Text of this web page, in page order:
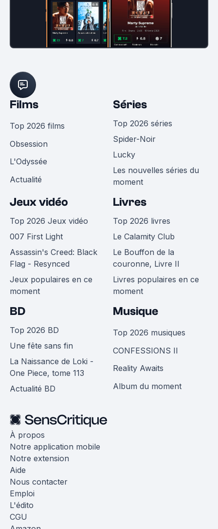
Films
Top 2026 films
Obsession
L'Odyssée
Actualité
Séries
Top 2026 séries
Spider-Noir
Lucky
Les nouvelles séries du
moment
Jeux vidéo
Top 2026 Jeux vidéo
007 First Light
Assassin's Creed: Black
Flag - Resynced
Jeux populaires en ce
moment
Livres
Top 2026 livres
Le Calamity Club
Le Bouffon de la
couronne, Livre II
Livres populaires en ce
moment
BD
Top 2026 BD
Une fête sans fin
La Naissance de Loki -
One Piece, tome 113
Actualité BD
Musique
Top 2026 musiques
CONFESSIONS II
Reality Awaits
Album du moment
À propos
Notre application mobile
Notre extension
Aide
Nous contacter
Emploi
L'édito
CGU